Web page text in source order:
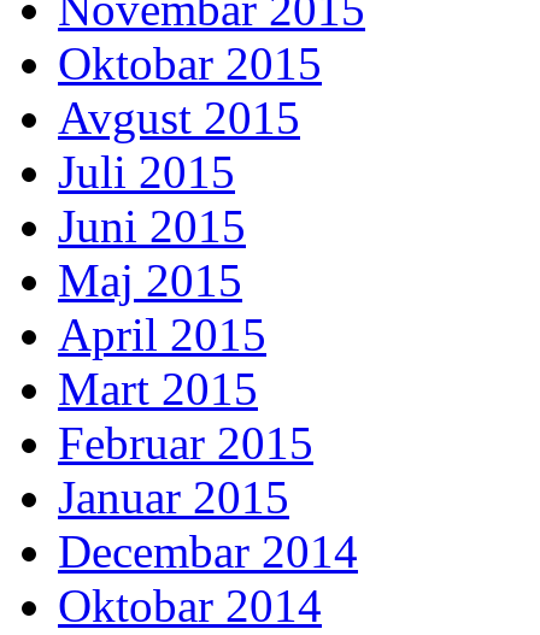
Oktobar 2015
Avgust 2015
Juli 2015
Juni 2015
Maj 2015
April 2015
Mart 2015
Februar 2015
Januar 2015
Decembar 2014
Oktobar 2014